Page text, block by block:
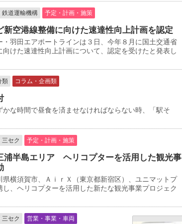
道運輸機構 予定・計画・施策
空港線整備に向けた速達性向上計画を認定
羽田エアポートラインは３日、今年８月に国土交通省
けた速達性向上計画について、認定を受けたと発表し
類 コラム・企画類
な時間で昼食を済ませなければならない時、「駅そ
セク 予定・計画・施策
半島エリア ヘリコプターを活用した観光事
横須賀市、ＡｉｒＸ（東京都新宿区）、ユニマットプ
、ヘリコプターを活用した新たな観光事業プロジェク
セク 営業・事業・車両